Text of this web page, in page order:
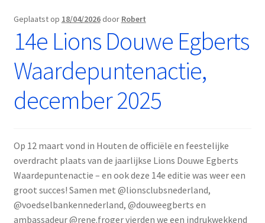
Materiële projecten
Geplaatst op 18/04/2026 door Robert
14e Lions Douwe Egberts
Waardepuntenactie,
december 2025
Op 12 maart vond in Houten de officiële en feestelijke
overdracht plaats van de jaarlijkse Lions Douwe Egberts
Waardepuntenactie – en ook deze 14e editie was weer een
groot succes! Samen met @lionsclubsnederland,
@voedselbankennederland, @douweegberts en
ambassadeur @rene.froger vierden we een indrukwekkend